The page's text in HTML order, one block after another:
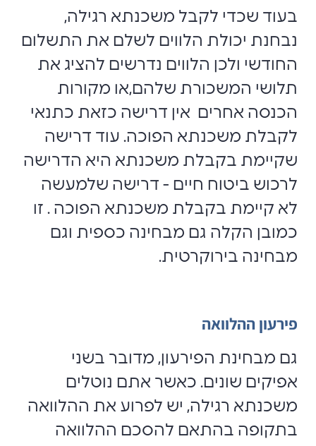
בעוד שכדי לקבל משכנתא רגילה,
נבחנת יכולת הלווים לשלם את התשלום
החודשי ולכן הלווים נדרשים להציג את
תלושי המשכורת שלהם,או מקורות
הכנסה אחרים אין דרישה כזאת כתנאי
לקבלת משכנתא הפוכה. עוד דרישה
שקיימת בקבלת משכנתא היא הדרישה
לרכוש ביטוח חיים - דרישה שלמעשה
לא קיימת בקבלת משכנתא הפוכה . זו
כמובן הקלה גם מבחינה כספית וגם
מבחינה בירוקרטית.
פירעון ההלוואה
גם מבחינת הפירעון, מדובר בשני
אפיקים שונים. כאשר אתם נוטלים
משכנתא רגילה, יש לפרוע את ההלוואה
בתקופה בהתאם להסכם ההלוואה